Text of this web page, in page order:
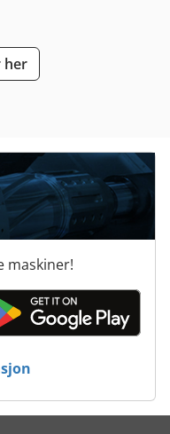
her
maskiner!